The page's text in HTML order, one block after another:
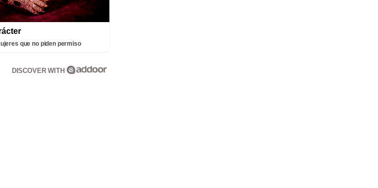
que no piden permiso
DISCOVER WITH